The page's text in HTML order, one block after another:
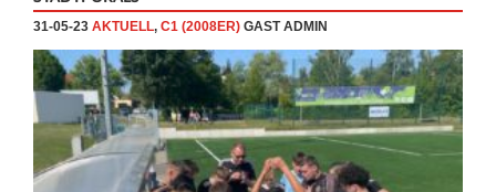
31-05-23 AKTUELL, C1 (2008ER) GAST ADMIN